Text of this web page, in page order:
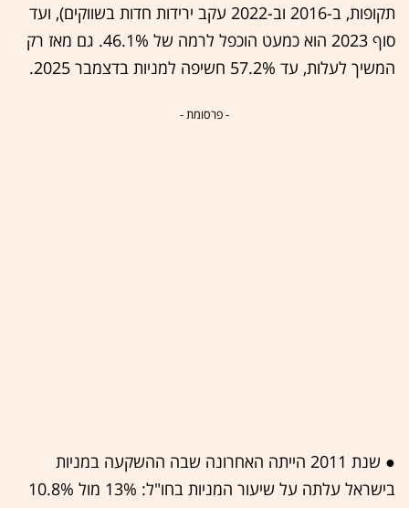
תקופות, ב-2016 וב-2022 עקב ירידות חדות בשווקים), ועד
סוף 2023 הוא כמעט הוכפל לרמה של 46.1%. גם מאז רק
המשיך לעלות, עד 57.2% חשיפה למניות בדצמבר 2025.
- פרסומת -
● שנת 2011 הייתה האחרונה שבה ההשקעה במניות
בישראל עלתה על שיעור המניות בחו"ל: 13% מול 10.8%